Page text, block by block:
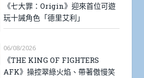
《七大罪：Origin》迎來首位可遊
玩十誡角色「德里艾利」
06/08/2026
《THE KING OF FIGHTERS
AFK》操控翠綠火焰、帶著傲慢笑